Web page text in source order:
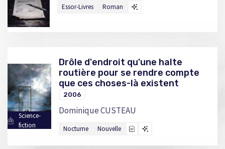
Essor-Livres Roman
Science-
fiction
Drôle d'endroit qu'une halte
routière pour se rendre compte
que ces choses-là existent
2006
Dominique CUSTEAU
Nocturne Nouvelle